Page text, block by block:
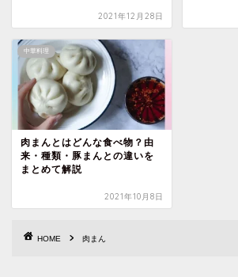
2021年12月28日
中華料理
肉まんとはどんな食べ物？由
来・種類・豚まんとの違いを
まとめて解説
2021年10月8日
HOME 肉まん